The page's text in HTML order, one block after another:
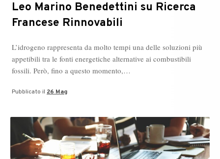
Leo Marino Benedettini su Ricerca
Francese Rinnovabili
L’idrogeno rappresenta da molto tempi una delle soluzioni più
appetibili tra le fonti energetiche alternative ai combustibili
fossili. Però, fino a questo momento,…
Pubblicato il 26 Mag